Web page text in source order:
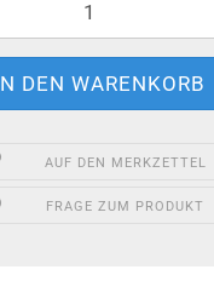
AUF DEN MERKZETTEL
FRAGE ZUM PRODUKT